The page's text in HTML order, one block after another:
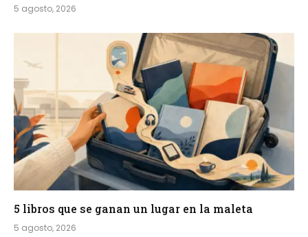
5 agosto, 2026
5 libros que se ganan un lugar en la maleta
5 agosto, 2026